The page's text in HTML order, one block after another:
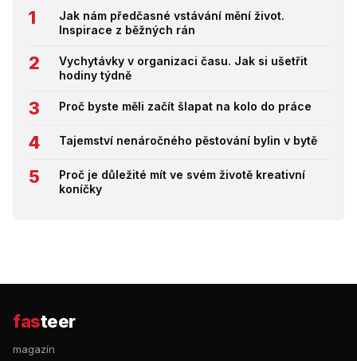
Jak nám předčasné vstávání mění život.
Inspirace z běžných rán
Vychytávky v organizaci času. Jak si ušetřit
hodiny týdně
Proč byste měli začít šlapat na kolo do práce
Tajemství nenáročného pěstování bylin v bytě
Proč je důležité mít ve svém životě kreativní
koníčky
fasteer
magazín